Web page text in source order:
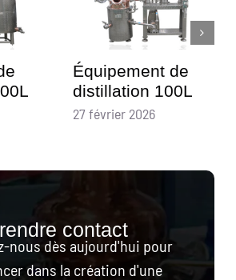
Équipement de
distillation 100L
27 février 2026
contact
nous dès aujourd'hui pour
dans la création d'une